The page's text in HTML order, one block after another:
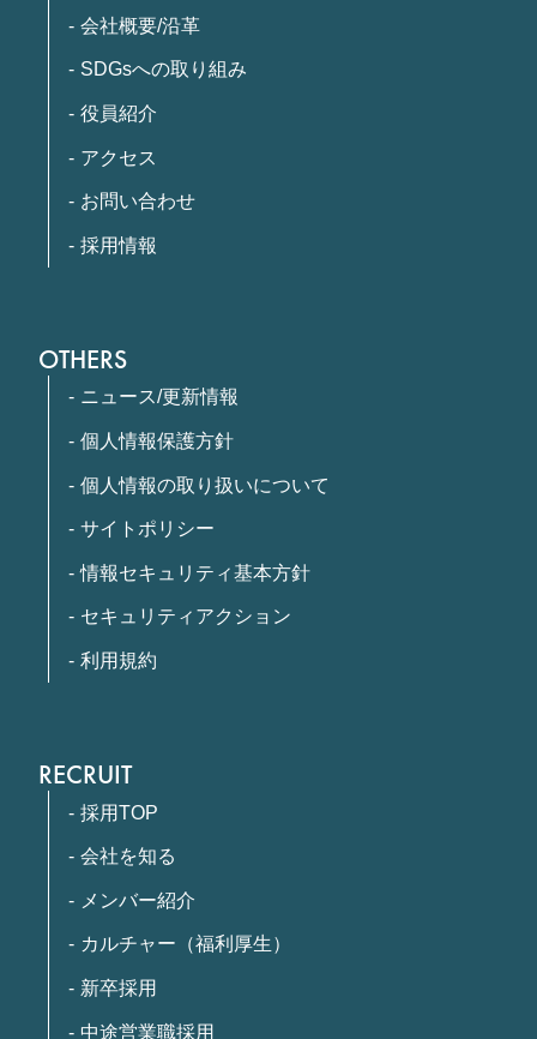
会社概要/沿革
SDGsへの取り組み
役員紹介
アクセス
お問い合わせ
採用情報
OTHERS
ニュース/更新情報
個人情報保護方針
個人情報の取り扱いについて
サイトポリシー
情報セキュリティ基本方針
セキュリティアクション
利用規約
RECRUIT
採用TOP
会社を知る
メンバー紹介
カルチャー（福利厚生）
新卒採用
中途営業職採用